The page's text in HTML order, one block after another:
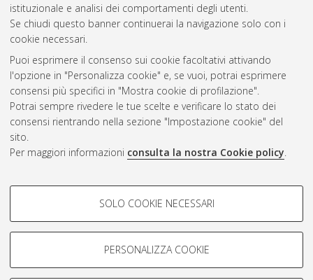
istituzionale e analisi dei comportamenti degli utenti.
Se chiudi questo banner continuerai la navigazione solo con i
cookie necessari.
Puoi esprimere il consenso sui cookie facoltativi attivando
l'opzione in "Personalizza cookie" e, se vuoi, potrai esprimere
consensi più specifici in "Mostra cookie di profilazione".
Potrai sempre rivedere le tue scelte e verificare lo stato dei
consensi rientrando nella sezione "Impostazione cookie" del
sito.
Per maggiori informazioni consulta la nostra Cookie policy.
COOKIE DI PROFILAZIONE -
Si tratta di cookie utilizzati per analizzare le caratteristiche della
navigazione degli utenti, creare profili in base al loro comportamento
SOLO COOKIE NECESSARI
PERSONALIZZA COOKIE
Atom
Rss 1.0
Rss 2.0
ISSN: 2038-7946
Impostazioni Cookie
Informativa sulla privacy
Condizioni d’uso del sito